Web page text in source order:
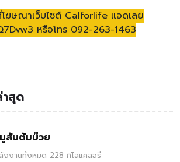
ฆษณาเว็บไซต์ Calforlife แอดเลย
หรือโทร 092-263-1463
าสุด
สับต้มบ๊วย
งงานทั้งหมด 228 กิโลแคลอรี่